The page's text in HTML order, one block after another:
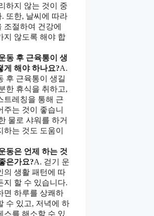
하지 않는 것이 중
. 또한, 날씨에 따라
조절하여 건강에
지 않도록 해야 합
동 후 근육통이 생
게 해야 하나요?A.
후 근육통이 생길
한 휴식을 취하고,
트레칭을 통해 근
주는 것이 좋습니
물로 샤워를 하거
하는 것도 도움이
동은 언제 하는 것
은가요?A. 걷기 운
의 생활 패턴에 따
지 할 수 있습니다.
면 하루를 상쾌하
수 있고, 저녁에 하
스를 해소할 수 있